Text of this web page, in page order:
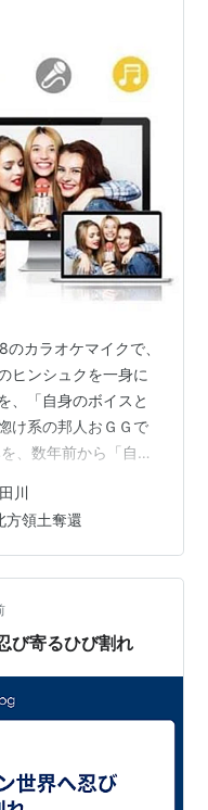
カラオケマイクで、
ヒンシュクを一身に
、「自身のボイスと
け系の邦人おＧＧで
、数年前から「自主
レの音源は、すべて
、おGGの
の高頻度で、音楽系
、並びます。 ▼▼▼ そ
したのが、日本在留
川
方領土奪還
び寄るひび割れ